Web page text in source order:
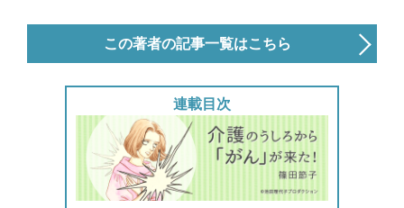
この著者の記事一覧はこちら
連載目次